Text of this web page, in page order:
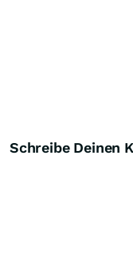
Schreibe Deinen